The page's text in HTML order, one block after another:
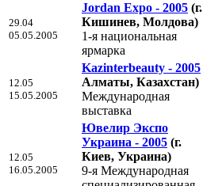
29.04
05.05.2005
Jordan Expo - 2005 (г.
Кишинев, Молдова)
1-я национальная
ярмарка
12.05
15.05.2005
Kazinterbeauty - 2005
Алматы, Казахстан)
Международная
выставка
12.05
16.05.2005
Ювелир Экспо
Украина - 2005 (г.
Киев, Украина)
9-я Международная